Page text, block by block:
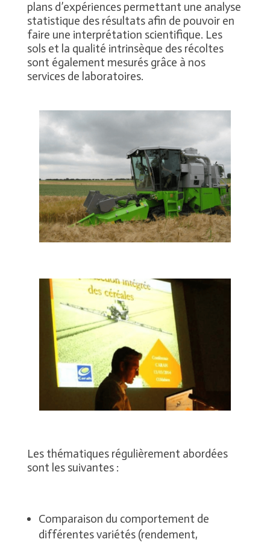
plans d’expériences permettant une analyse
statistique des résultats afin de pouvoir en
faire une interprétation scientifique. Les
sols et la qualité intrinsèque des récoltes
sont également mesurés grâce à nos
services de laboratoires.
Les thématiques régulièrement abordées
sont les suivantes :
Comparaison du comportement de
différentes variétés (rendement,